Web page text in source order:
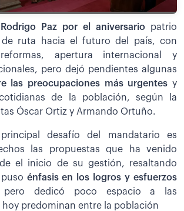
Paz por el aniversario patrio
ruta hacia el futuro del país, con
apertura internacional y
pero dejó pendientes algunas
las preocupaciones más urgentes y
de la población, según la
Óscar Ortiz y Armando Ortuño.
desafío del mandatario es
las propuestas que ha venido
el inicio de su gestión, resaltando
énfasis en los logros y esfuerzos
dedicó poco espacio a las
predominan entre la población